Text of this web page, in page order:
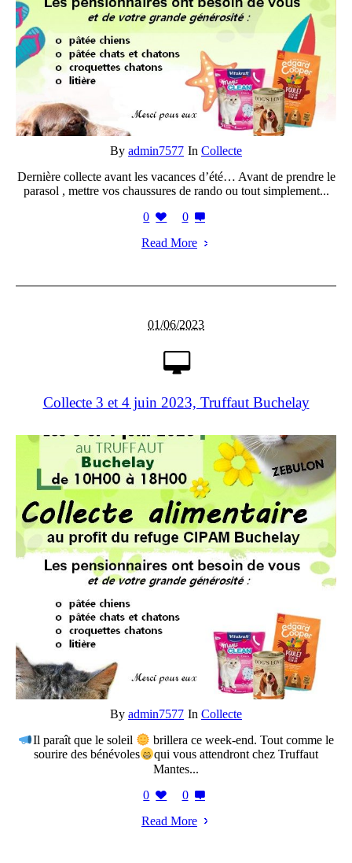
By admin7577 In Collecte
Dernière collecte avant les vacances d’été… Avant de prendre le
parasol , mettre vos chaussures de rando ou tout simplement...
0
0
Read More
01/06/2023
Collecte 3 et 4 juin 2023, Truffaut Buchelay
By admin7577 In Collecte
Il paraît que le soleil
brillera ce week-end. Tout comme le
sourire des bénévoles
qui vous attendront chez Truffaut
Mantes...
0
0
Read More